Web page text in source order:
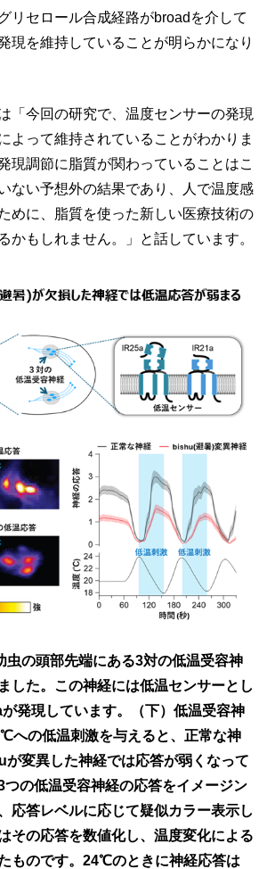
リセロール合成経路がbroadを介して
現を維持していることが明らかになり
「今回の研究で、温度センサーの発現
よって維持されていることがわかりま
現調節に脂質が関わっていることはこ
ない予想外の結果であり、人で温度感
めに、脂質を使った新しい医療技術の
かもしれません。」と話しています。
虫の頭部先端にある3対の低温受容神
した。この神経には低温センサーとし
発現しています。（下）低温受容神
への低温刺激を与えると、正常な神
変異した神経では応答が弱くなって
つの低温受容神経の応答をイメージン
応答レベルに応じて疑似カラー表示し
その応答を数値化し、温度変化による
ものです。24℃のときに神経応答は